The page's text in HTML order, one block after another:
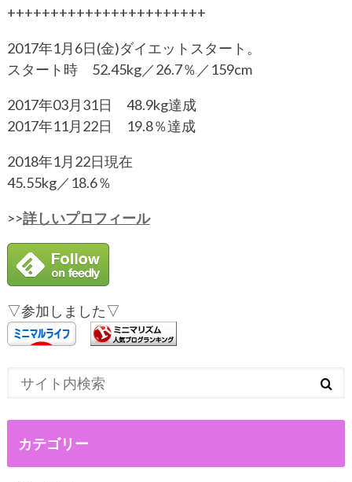
+++++++++++++++++++++++
2017年1月6日(金)ダイエットスタート。
スタート時 52.45kg／26.7％／159cm
2017年03月31日 48.9kg達成
2017年11月22日 19.8％達成
2018年1月22日現在
45.55kg／18.6％
>>詳しいプロフィール
▽参加しました▽
カテゴリー